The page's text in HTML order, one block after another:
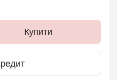
Купити